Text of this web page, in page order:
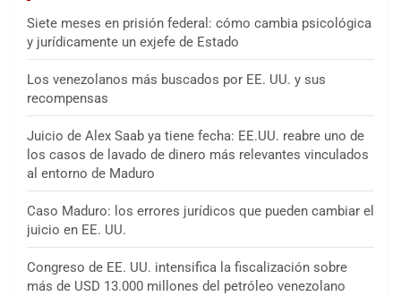
Siete meses en prisión federal: cómo cambia psicológica
y jurídicamente un exjefe de Estado
Los venezolanos más buscados por EE. UU. y sus
recompensas
Juicio de Alex Saab ya tiene fecha: EE.UU. reabre uno de
los casos de lavado de dinero más relevantes vinculados
al entorno de Maduro
Caso Maduro: los errores jurídicos que pueden cambiar el
juicio en EE. UU.
Congreso de EE. UU. intensifica la fiscalización sobre
más de USD 13.000 millones del petróleo venezolano